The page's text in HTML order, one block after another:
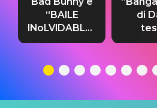
“BAILE
INoLVIDABLE”:
testo,
significato
di
del